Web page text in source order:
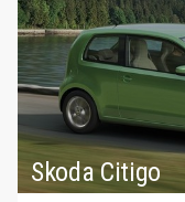
Skoda Citigo